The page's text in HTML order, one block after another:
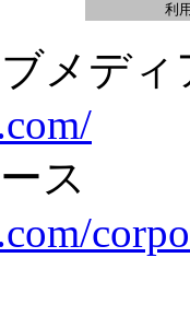
利
メデ
ス